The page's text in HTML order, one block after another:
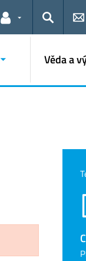
Odkazy pro uživatele
Hledat
Věda a